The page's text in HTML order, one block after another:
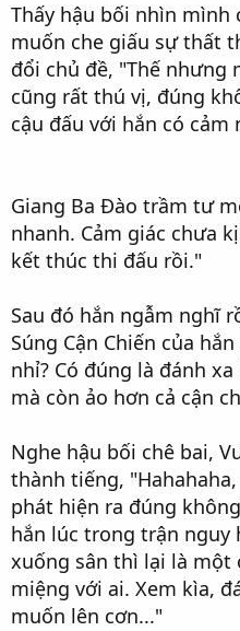
Thấy hậu bối nhìn mình
muốn che giấu sự thất
đổi chủ đề, "Thế nhưng
cũng rất thú vị, đúng
cậu đấu với hắn có cảm
Giang Ba Đào trầm tư
nhanh. Cảm giác chưa
kết thúc thi đấu rồi."
Sau đó hắn ngẫm nghĩ
Súng Cận Chiến của
nhỉ? Có đúng là đánh
mà còn ảo hơn cả cận
Nghe hậu bối chê bai,
thành tiếng,
phát hiện ra đúng
hắn lúc trong trận nguy
xuống sân thì lại là một
miệng với ai. Xem kìa,
muốn lên cơn..."